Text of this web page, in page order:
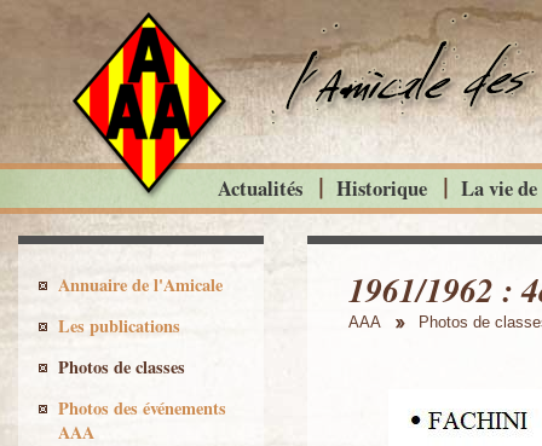
1961/1962 :
AAA Photos de
Actualités Historique La vie
Annuaire de l'Amicale
Les publications
Photos de classes
Photos des événements
AAA